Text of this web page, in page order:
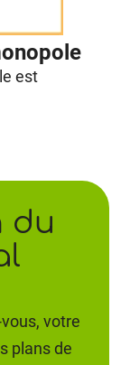
est
du
votre
plans de